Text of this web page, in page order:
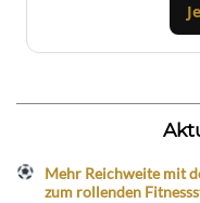
Mehr Reichweite mit
zum rollenden